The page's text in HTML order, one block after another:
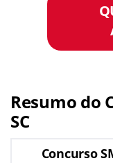
Resumo do
SC
Concurso